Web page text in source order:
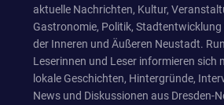
aktuelle Nachrichten, Kultur,
Gastronomie, Politik, Stadtentwicklung
der Inneren und Äußeren Neustadt.
Leserinnen und Leser informieren sich
lokale Geschichten, Hintergründe,
News und Diskussionen aus Dresden-